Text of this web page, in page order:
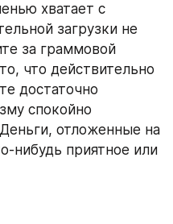
хватает с
загрузки не
за граммовой
что действительно
достаточно
спокойно
отложенные на
нибудь приятное или